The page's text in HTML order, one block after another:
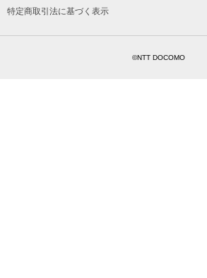
特定商取引法に基づく表示
©NTT DOCOMO